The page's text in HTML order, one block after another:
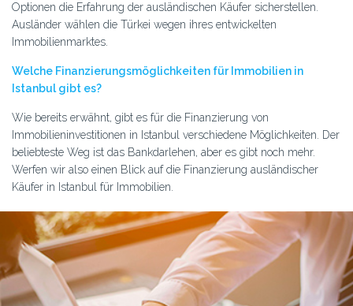
Optionen die Erfahrung der ausländischen Käufer sicherstellen.
Ausländer wählen die Türkei wegen ihres entwickelten
Immobilienmarktes.
Welche Finanzierungsmöglichkeiten für Immobilien in
Istanbul gibt es?
Wie bereits erwähnt, gibt es für die Finanzierung von
Immobilieninvestitionen in Istanbul verschiedene Möglichkeiten. Der
beliebteste Weg ist das Bankdarlehen, aber es gibt noch mehr.
Werfen wir also einen Blick auf die Finanzierung ausländischer
Käufer in Istanbul für Immobilien.